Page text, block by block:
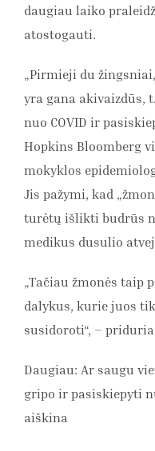
daugiau laiko
atostogauti.
„Pirmieji du
yra gana akivaizdūs,
nuo COVID ir
Hopkins Bloomberg
mokyklos
Jis pažymi, kad
turėtų išlikti budrūs
medikus dusulio
„Tačiau žmonės taip
dalykus, kurie juos
susidoroti“, –
Daugiau: Ar saugu
gripo ir pasiskiepyti
aiškina